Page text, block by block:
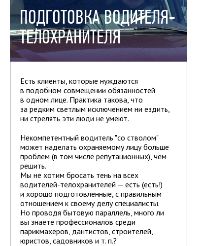
ПОДГОТОВКА ВОДИТЕЛЯ-
ТЕЛОХРАНИТЕЛЯ
Есть клиенты, которые нуждаются
в подобном совмещении обязанностей
в одном лице. Практика такова, что
за редким светлым исключением ни ездить,
ни стрелять эти люди не умеют.
Некомпетентный водитель "со стволом"
может наделать охраняемому лицу больше
проблем (в том числе репутационных), чем
решить.
Мы не хотим бросать тень на всех
водителей-телохранителей — есть (есть!)
и хорошо подготовленные, с правильным
отношением к своему делу специалисты.
Но проводя бытовую параллель, много ли
вы знаете профессионалов среди
парикмахеров, дантистов, строителей,
юристов, садовников и т. п.?